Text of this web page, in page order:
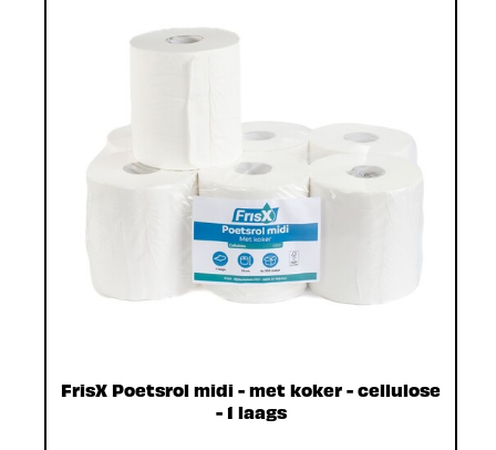
FrisX Poetsrol midi - met koker - cellulose
- 1 laags